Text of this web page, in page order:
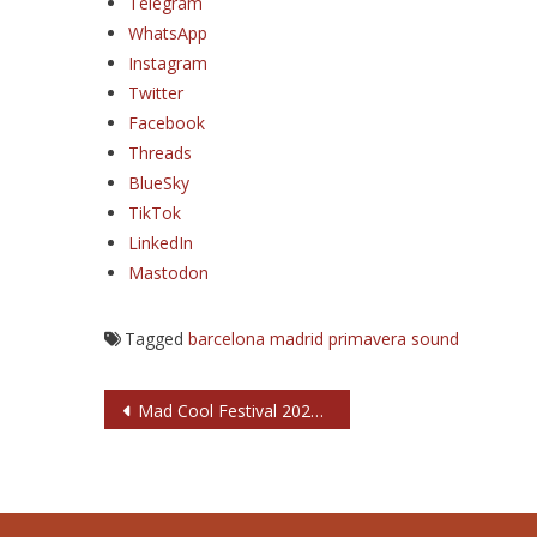
WhatsApp
Instagram
Twitter
Facebook
Threads
BlueSky
TikTok
LinkedIn
Mastodon
Tagged barcelona madrid primavera sound
Navegación
Mad Cool Festival 2026 será del 8 al 11 de julio